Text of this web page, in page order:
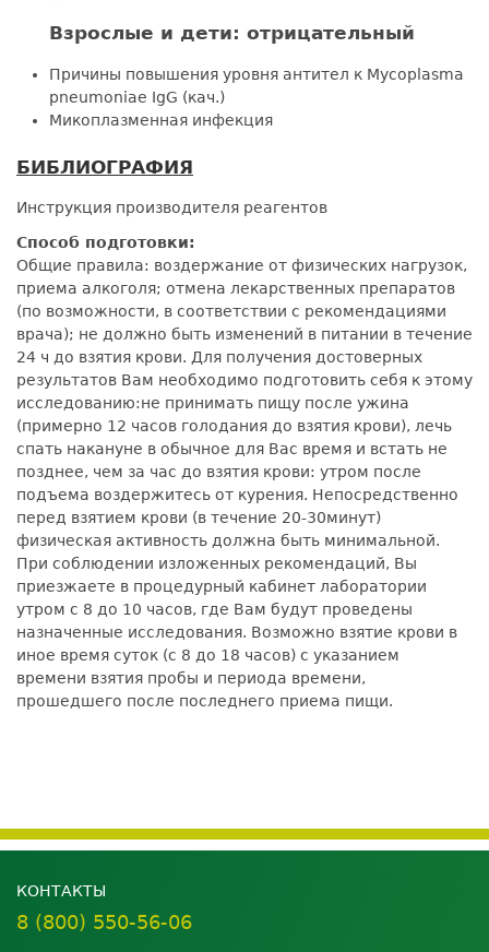
Взрослые и дети: отрицательный
Причины повышения уровня антител к Mycoplasma
pneumoniae IgG (кач.)
Микоплазменная инфекция
БИБЛИОГРАФИЯ
Инструкция производителя реагентов
Способ подготовки:
Общие правила: воздержание от физических нагрузок,
приема алкоголя; отмена лекарственных препаратов
(по возможности, в соответствии с рекомендациями
врача); не должно быть изменений в питании в течение
24 ч до взятия крови. Для получения достоверных
результатов Вам необходимо подготовить себя к этому
исследованию:не принимать пищу после ужина
(примерно 12 часов голодания до взятия крови), лечь
спать накануне в обычное для Вас время и встать не
позднее, чем за час до взятия крови: утром после
подъема воздержитесь от курения. Непосредственно
перед взятием крови (в течение 20-30минут)
физическая активность должна быть минимальной.
При соблюдении изложенных рекомендаций, Вы
приезжаете в процедурный кабинет лаборатории
утром с 8 до 10 часов, где Вам будут проведены
назначенные исследования. Возможно взятие крови в
иное время суток (с 8 до 18 часов) с указанием
времени взятия пробы и периода времени,
прошедшего после последнего приема пищи.
КОНТАКТЫ
8 (800) 550-56-06